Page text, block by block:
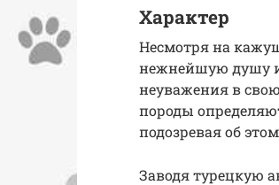
Характер
Несмотря на
нежнейшую душу
неуважения в
породы
подозревая об
Заводя турецкую